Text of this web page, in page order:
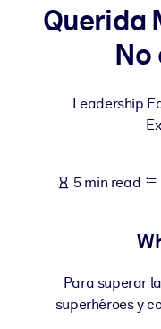
For LMS/LXP
learning results.
Enrich your
outputs.
Querida
No
Leadership
5 min read
Para superar
superhéroes y